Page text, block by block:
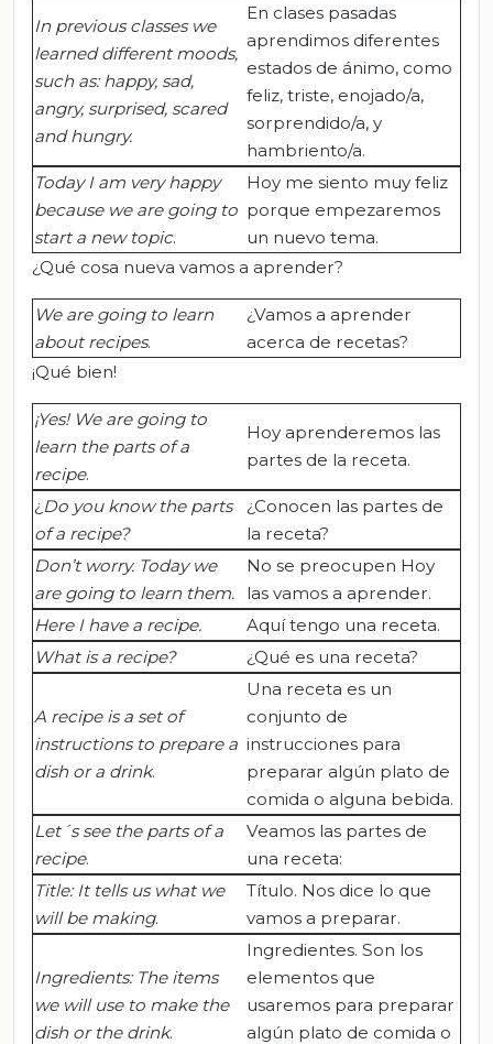
In previous classes we
learned different moods,
such as: happy, sad,
angry, surprised, scared
and hungry.
En clases pasadas
aprendimos diferentes
estados de ánimo, como
feliz, triste, enojado/a,
sorprendido/a, y
hambriento/a.
Today I am very happy
because we are going to
start a new topic.
Hoy me siento muy feliz
porque empezaremos
un nuevo tema.
¿Qué cosa nueva vamos a aprender?
We are going to learn
about recipes.
¿Vamos a aprender
acerca de recetas?
¡Qué bien!
¡Yes!We are going to
learn the parts of a
recipe.
Hoy aprenderemos las
partes de la receta.
¿ Do you know the parts
of a recipe?
¿Conocen las partes de
la receta?
Don’t worry. Today we
are going to learn them.
No se preocupen Hoy
las vamos a aprender.
Here I have a recipe.
Aquí tengo una receta.
What isa recipe? ¿Qué es una receta?
A recipe is a set of
instructions to prepare a
dish or a drink.
Una receta es un
conjunto de
instrucciones para
preparar algún plato de
comida o alguna bebida.
Let´s see the parts of a
recipe.
Veamos las partes de
una receta:
Title: It tells us what we
will be making.
Título. Nos dice lo que
vamos a preparar.
Ingredients: The items
we will use to make the
dish or the drink.
Ingredientes. Son los
elementos que
usaremos para preparar
algún plato de comida o